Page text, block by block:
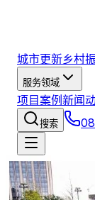
城市更新乡村
服务领域
项目案例 新闻
搜索